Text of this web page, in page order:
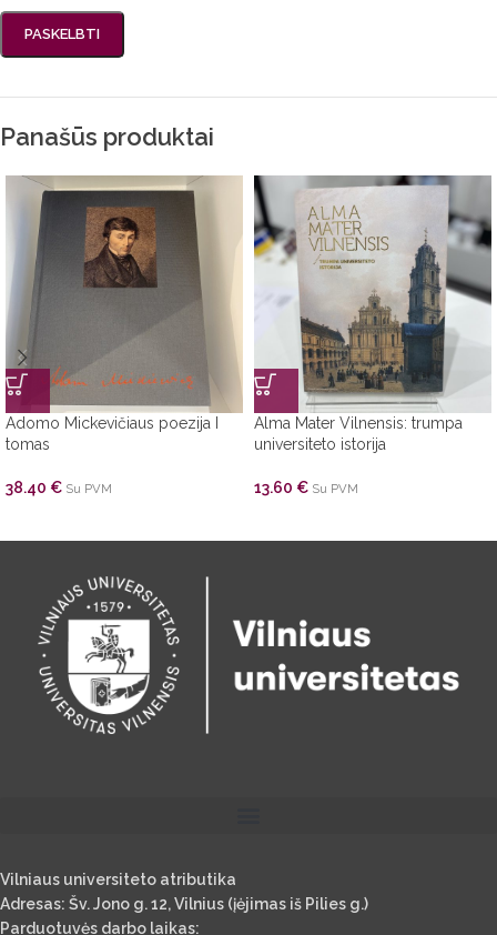
Panašūs produktai
Adomo Mickevičiaus poezija I
tomas
38.40 € Su PVM
Alma Mater Vilnensis: trumpa
universiteto istorija
13.60 € Su PVM
Vilniaus universiteto atributika
Adresas: Šv. Jono g. 12, Vilnius (įėjimas iš Pilies g.)
Parduotuvės darbo laikas: